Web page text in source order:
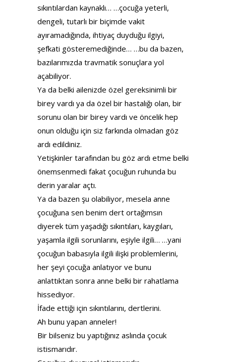
sıkıntılardan kaynaklı… …çocuğa yeterli,
dengeli, tutarlı bir biçimde vakit
ayıramadığında, ihtiyaç duyduğu ilgiyi,
şefkati gösteremediğinde… …bu da bazen,
bazılarımızda travmatik sonuçlara yol
açabiliyor.
Ya da belki ailenizde özel gereksinimli bir
birey vardı ya da özel bir hastalığı olan, bir
sorunu olan bir birey vardı ve öncelik hep
onun olduğu için siz farkında olmadan göz
ardı edildiniz.
Yetişkinler tarafından bu göz ardı etme belki
önemsenmedi fakat çocuğun ruhunda bu
derin yaralar açtı.
Ya da bazen şu olabiliyor, mesela anne
çocuğuna sen benim dert ortağımsın
diyerek tüm yaşadığı sıkıntıları, kaygıları,
yaşamla ilgili sorunlarını, eşiyle ilgili… …yani
çocuğun babasıyla ilgili ilişki problemlerini,
her şeyi çocuğa anlatıyor ve bunu
anlattıktan sonra anne belki bir rahatlama
hissediyor.
İfade ettiği için sıkıntılarını, dertlerini.
Ah bunu yapan anneler!
Bir bilseniz bu yaptığınız aslında çocuk
istismarıdır.